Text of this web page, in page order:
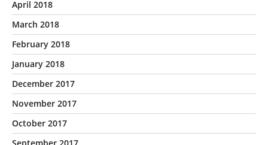
April 2018
March 2018
February 2018
January 2018
December 2017
November 2017
October 2017
September 2017